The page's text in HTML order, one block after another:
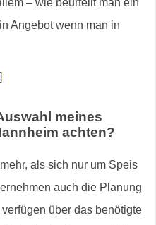
– wie beurteilt man ein
Angebot wenn man in
]
meines
achten?
als sich nur um Speis
auch die Planung
über das benötigte